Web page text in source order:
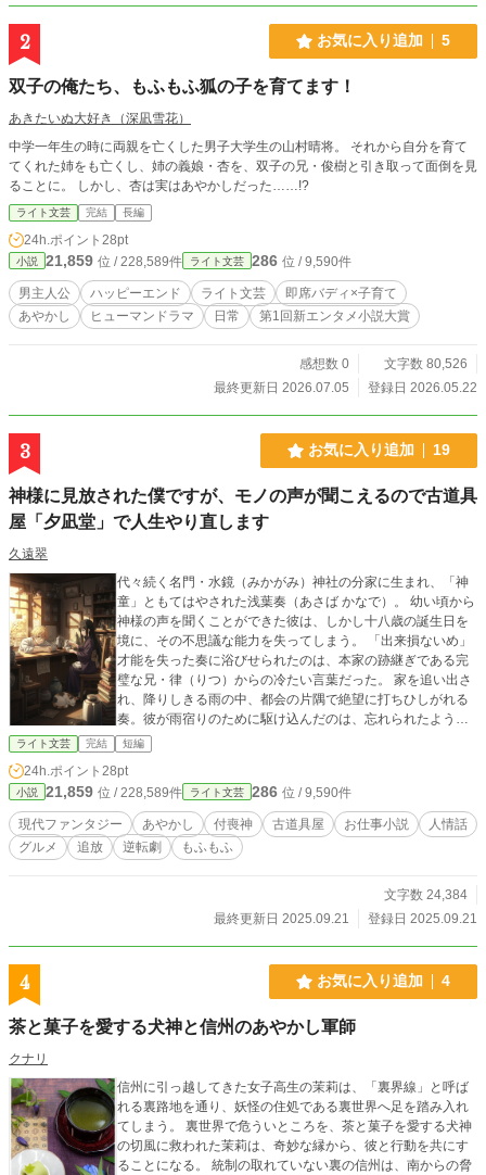
2 お気に入り追加 5
双子の俺たち、もふもふ狐の子を育てます！
あきたいぬ大好き（深凪雪花）
中学一年生の時に両親を亡くした男子大学生の山村晴将。 それから自分を育て
てくれた姉をも亡くし、姉の義娘・杏を、双子の兄・俊樹と引き取って面倒を見
ることに。 しかし、杏は実はあやかしだった……!?
ライト文芸 完結 長編
24h.ポイント 28pt
小説 21,859 位 / 228,589件 ライト文芸 286 位 / 9,590件
男主人公 ハッピーエンド ライト文芸
即席バディ×子育て
あやかし
ヒューマンドラマ 日常 第1回新エンタメ小説大賞
感想数 0
文字数 80,526
最終更新日 2026.07.05
登録日 2026.05.22
3 お気に入り追加 19
神様に見放された僕ですが、モノの声が聞こえるので古道具
屋「夕凪堂」で人生やり直します
久遠翠
代々続く名門・水鏡（みかがみ）神社の分家に生まれ、「神
童」ともてはやされた浅葉奏（あさば かなで）。 幼い頃から
神様の声を聞くことができた彼は、しかし十八歳の誕生日を
境に、その不思議な能力を失ってしまう。 「出来損ないめ」
才能を失った奏に浴びせられたのは、本家の跡継ぎである完
璧な兄・律（りつ）からの冷たい言葉だった。 家を追い出さ
れ、降りしきる雨の中、都会の片隅で絶望に打ちひしがれる
奏。彼が雨宿りのために駆け込んだのは、忘れられたように
佇む一軒の古道具屋「夕凪堂（ゆうなぎどう）」だった。 そ
こで彼を待っていたのは、古風な着物をまとった美しい少
女・紬（つむぎ）と、一匹の三毛猫・琥珀（こはく）。 紬に
差し出された温かいお茶を一口飲んだとき、奏は店内に置か
れた古道具たちから、ざわめくような不思議な「声」が聞こ
えることに気づく。それは神様の声とは違う、モノに宿った
記憶や想いの断片だった。 神様との対話能力を失った代わり
いた紬は、店の品々に宿る想いが集まって生まれた付喪神
（つくもがみ）であること、そして猫の琥珀が猫又であるこ
が集う温かな古道具屋で、失くした絆と自身の居場所を見つ
け出す、優しい再生の物語です。
ライト文芸 完結 短編
24h.ポイント 28pt
小説 21,859 位 / 228,589件 ライト文芸 286 位 / 9,590件
現代ファンタジー あやかし 付喪神 古道具屋 お仕事小説
人情話
グルメ
追放 逆転劇 もふもふ
文字数 24,384
最終更新日 2025.09.21
登録日 2025.09.21
4 お気に入り追加 4
茶と菓子を愛する犬神と信州のあやかし軍師
クナリ
信州に引っ越してきた女子高生の茉莉は、「裏界線」と呼ば
れる裏路地を通り、妖怪の住処である裏世界へ足を踏み入れ
てしまう。 裏世界で危ういところを、茶と菓子を愛する犬神
の切風に救われた茉莉は、奇妙な縁から、彼と行動を共にす
ることになる。 統制の取れていない裏の信州は、南からの脅